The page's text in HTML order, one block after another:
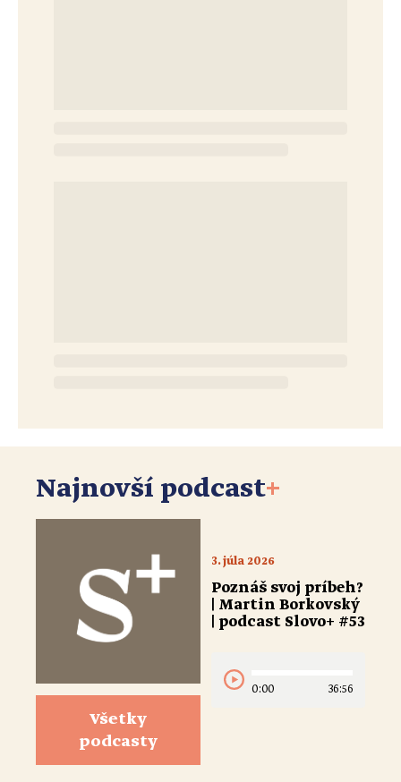
Najnovší podcast+
Všetky
podcasty
3. júla 2026
Poznáš svoj príbeh?
| Martin Borkovský
| podcast Slovo+ #53
0:00 36:56